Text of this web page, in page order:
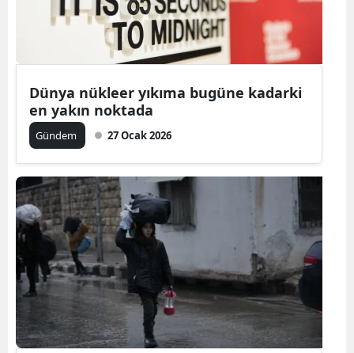
Dünya nükleer yıkıma bugüne kadarki
en yakın noktada
Gündem 27 Ocak 2026